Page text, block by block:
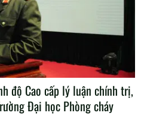
độ Cao cấp lý luận chính trị,
Đại học Phòng cháy